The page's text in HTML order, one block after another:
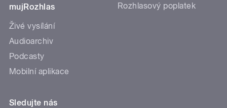
mujRozhlas
Živé vysílání
Audioarchiv
Podcasty
Mobilní aplikace
Rozhlasový poplatek
Sledujte nás